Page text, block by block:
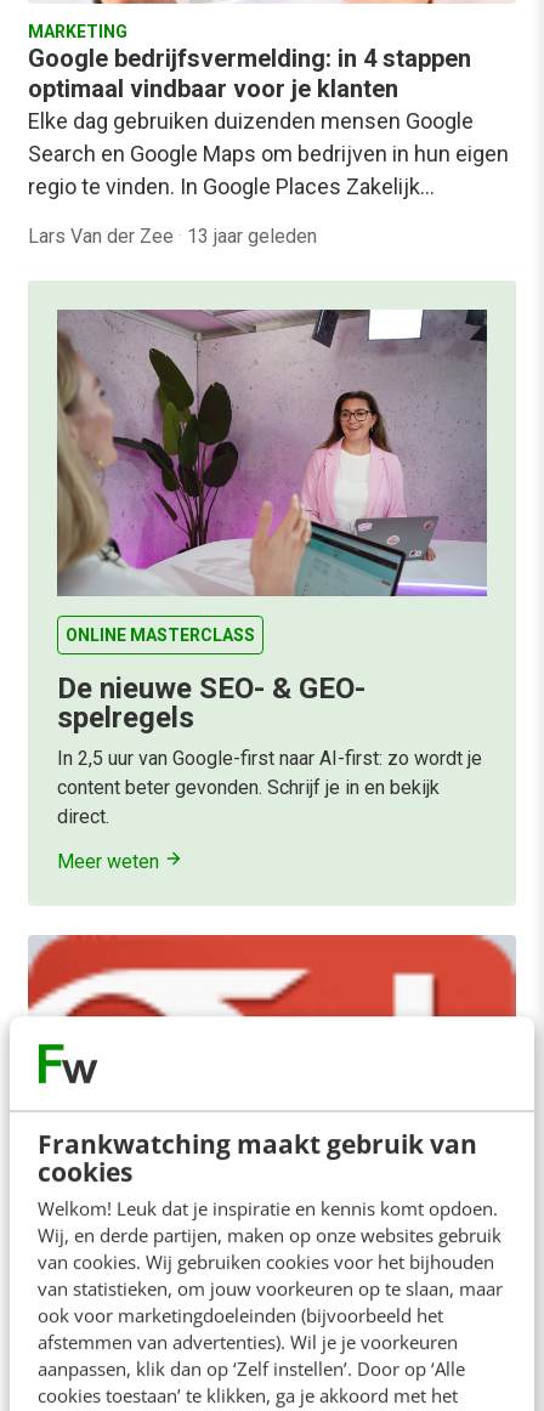
Frankwatching maakt gebruik van
cookies
Welkom! Leuk dat je inspiratie en kennis komt opdoen.
Wij, en derde partijen, maken op onze websites gebruik
van cookies. Wij gebruiken cookies voor het bijhouden
van statistieken, om jouw voorkeuren op te slaan, maar
ook voor marketingdoeleinden (bijvoorbeeld het
afstemmen van advertenties). Wil je je voorkeuren
aanpassen, klik dan op ‘Zelf instellen’. Door op ‘Alle
cookies toestaan’ te klikken, ga je akkoord met het
MARKETING
Google bedrijfsvermelding: in 4 stappen
optimaal vindbaar voor je klanten
Elke dag gebruiken duizenden mensen Google
Search en Google Maps om bedrijven in hun eigen
regio te vinden. In Google Places Zakelijk…
Lars Van der Zee · 13 jaar geleden
ONLINE MASTERCLASS
De nieuwe SEO- & GEO-
spelregels
In 2,5 uur van Google-first naar AI-first: zo wordt je
content beter gevonden. Schrijf je in en bekijk
direct.
Meer weten
MARKETING
Google+, doen?
Bijna een jaar geleden, op 28 juni 2011, werd
Google+ (Google Plus) geboren. De grote aanval op
Facebook werd geopend. Google besloot…